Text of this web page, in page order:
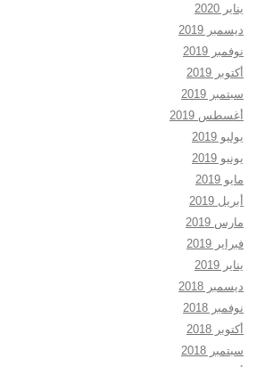
يناير 2020
ديسمبر 2019
نوفمبر 2019
أكتوبر 2019
سبتمبر 2019
أغسطس 2019
يوليو 2019
يونيو 2019
مايو 2019
أبريل 2019
مارس 2019
فبراير 2019
يناير 2019
ديسمبر 2018
نوفمبر 2018
أكتوبر 2018
سبتمبر 2018